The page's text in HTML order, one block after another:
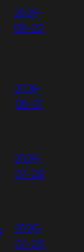
2026-
08-02
2026-
08-01
2026-
07-29
2026-
07-29